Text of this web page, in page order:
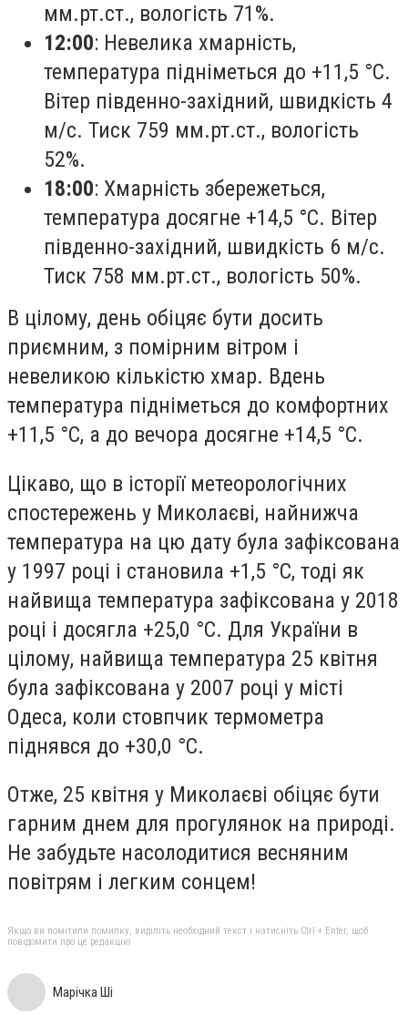
мм.рт.ст., вологість 71%.
12:00: Невелика хмарність,
температура підніметься до +11,5 °С.
Вітер південно-західний, швидкість 4
м/с. Тиск 759 мм.рт.ст., вологість
52%.
18:00: Хмарність збережеться,
температура досягне +14,5 °С. Вітер
південно-західний, швидкість 6 м/с.
Тиск 758 мм.рт.ст., вологість 50%.
В цілому, день обіцяє бути досить
приємним, з помірним вітром і
невеликою кількістю хмар. Вдень
температура підніметься до комфортних
+11,5 °С, а до вечора досягне +14,5 °С.
Цікаво, що в історії метеорологічних
спостережень у Миколаєві, найнижча
температура на цю дату була зафіксована
у 1997 році і становила +1,5 °С, тоді як
найвища температура зафіксована у 2018
році і досягла +25,0 °С. Для України в
цілому, найвища температура 25 квітня
була зафіксована у 2007 році у місті
Одеса, коли стовпчик термометра
піднявся до +30,0 °С.
Отже, 25 квітня у Миколаєві обіцяє бути
гарним днем для прогулянок на природі.
Не забудьте насолодитися весняним
повітрям і легким сонцем!
Якщо ви помітили помилку, виділіть необхідний текст і натисніть Ctrl + Enter, щоб
повідомити про це редакцію
Марічка Ші